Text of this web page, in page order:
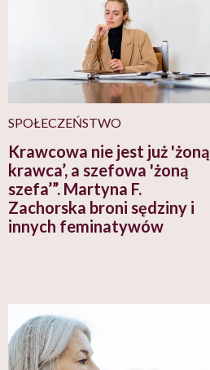
SPOŁECZEŃSTWO
Krawcowa nie jest już 'żoną
krawca’, a szefowa 'żoną
szefa’”. Martyna F.
Zachorska broni sędziny i
innych feminatywów